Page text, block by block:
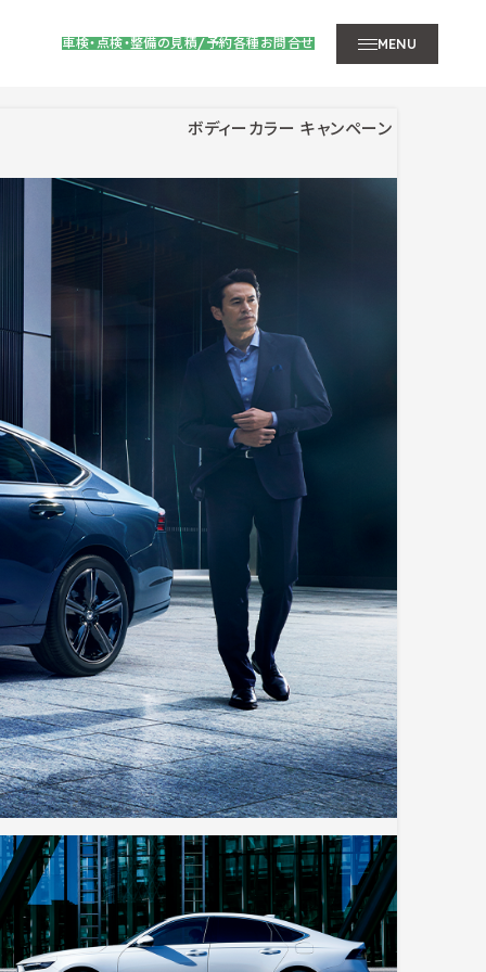
車検・点検・整備の見積/予約各種お問合せ MENU
ボディーカラー キャンペーン